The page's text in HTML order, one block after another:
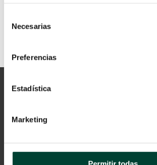
Necesarias
Preferencias
Estadística
Marketing
Aviso Legal